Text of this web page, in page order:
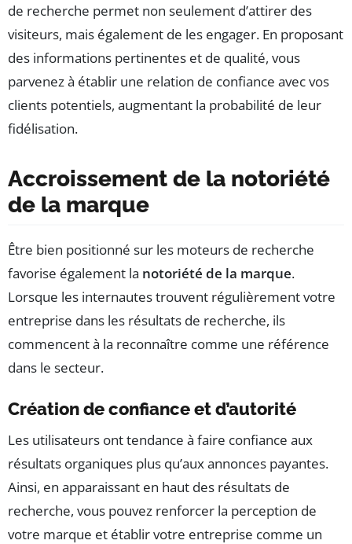
de recherche permet non seulement d’attirer des
visiteurs, mais également de les engager. En proposant
des informations pertinentes et de qualité, vous
parvenez à établir une relation de confiance avec vos
clients potentiels, augmentant la probabilité de leur
fidélisation.
Accroissement de la notoriété
de la marque
Être bien positionné sur les moteurs de recherche
favorise également la notoriété de la marque.
Lorsque les internautes trouvent régulièrement votre
entreprise dans les résultats de recherche, ils
commencent à la reconnaître comme une référence
dans le secteur.
Création de confiance et d’autorité
Les utilisateurs ont tendance à faire confiance aux
résultats organiques plus qu’aux annonces payantes.
Ainsi, en apparaissant en haut des résultats de
recherche, vous pouvez renforcer la perception de
votre marque et établir votre entreprise comme un